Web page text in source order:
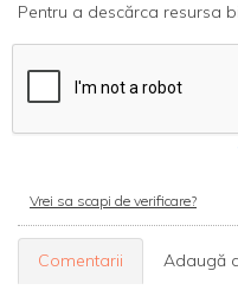
Pentru a descărca resursa
Vrei sa scapi de verificare?
Comentarii Adaugă